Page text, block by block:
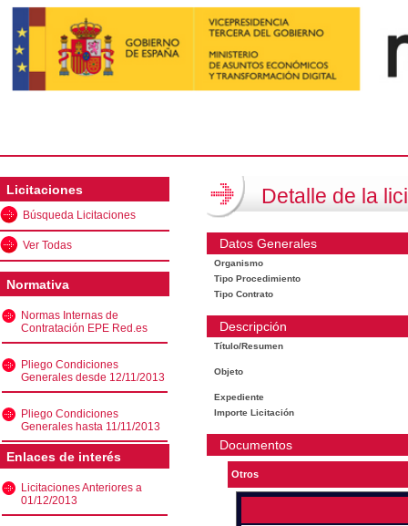
Licitaciones
Búsqueda Licitaciones
Ver Todas
Normativa
Normas Internas de
Contratación EPE Red.es
Pliego Condiciones
Generales desde 12/11/2013
Pliego Condiciones
Generales hasta 11/11/2013
Enlaces de interés
Licitaciones Anteriores a
01/12/2013
Detalle de la
Datos Generales
Organismo
Tipo Procedimiento
Tipo Contrato
Descripción
Título/Resumen
Objeto
Expediente
Importe Licitación
Documentos
Otros